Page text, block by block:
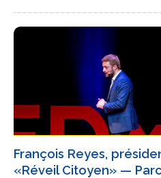
François Reyes,
«Réveil Citoyen» —